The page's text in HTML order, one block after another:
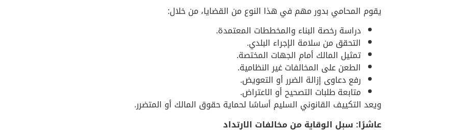
يقوم المحامي بدور مهم في هذا النوع من القضايا، من خلال:
دراسة رخصة البناء والمخططات المعتمدة.
التحقق من سلامة الإجراء البلدي.
تمثيل المالك أمام الجهات المختصة.
الطعن على المخالفات غير النظامية.
رفع دعاوى إزالة الضرر أو التعويض.
متابعة طلبات التصحيح أو الاعتراض.
ويعد التكييف القانوني السليم أساسًا لحماية حقوق المالك أو المتضرر.
عاشرًا: سبل الوقاية من مخالفات الارتداد